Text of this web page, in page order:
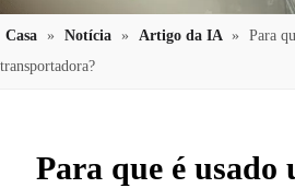
Casa » Notícia » Artigo da IA »
Para
transportadora?
Para que é usado